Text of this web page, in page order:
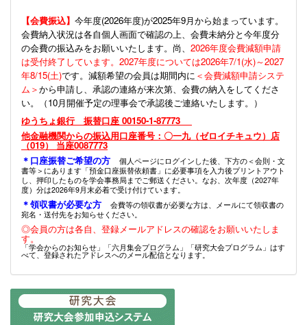
【会費振込】 今年度(2026年度)が2025年9月から始まっています。
会費納入状況は各自個人画面で確認の上、会費未納分と今年度分
の会費の振込みをお願いいたします。尚、 2026年度会費減額申請
は受付終了しています。2027年度については2026年7/1(水)～2027
年8/15(土)です。減額希望の会員は期間内に ＜会費減額申請システ
ム＞から申請し、承認の連絡が来次第、会費の納入をしてくださ
い。（10月開催予定の理事会で承認後ご連絡いたします。）
ゆうちょ銀行 振替口座 00150-1-87773
他金融機関からの振込用口座番号：〇一九（ゼロイチキュウ）店
（019） 当座0087773
＊口座振替ご希望の方
個人ページにログインした後、下方の＜会則・文
書等＞にあります「預金口座振替依頼書」に必要事項を入力後プリントアウト
し、押印したものを学会事務局までご郵送ください。なお、次年度（2027年
度）分は2026年9月末必着で受け付けています。
＊領収書が必要な方
会費等の領収書が必要な方は、メールにて領収書の
宛名・送付先をお知らせください。
◎会員の方は各自、登録メールアドレスの確認をお願いいたしま
す。
「学会からのお知らせ」「六月集会プログラム」「研究大会プログラム」はす
べて、登録されたアドレスへのメール配信となります。